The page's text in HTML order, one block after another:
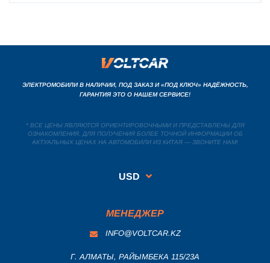
ЭЛЕКТРОМОБИЛИ В НАЛИЧИИ, ПОД ЗАКАЗ И «ПОД КЛЮЧ» НАДЁЖНОСТЬ,
ГАРАНТИЯ ЭТО О НАШЕМ СЕРВИСЕ!
* ВСЕ ЦЕНЫ ЯВЛЯЮТСЯ ОРИЕНТИРОВОЧНЫМИ И ПРЕДСТАВЛЕНЫ ДЛЯ
ОЗНАКОМЛЕНИЯ. ДЛЯ ПОЛУЧЕНИЯ БОЛЕЕ ТОЧНОЙ ИНФОРМАЦИИ ОБ
АКТУАЛЬНЫХ ЦЕНАХ НА АВТОМОБИЛИ ИЗ КИТАЯ — ЗВОНИТЕ НАМ!
USD
МЕНЕДЖЕР
INFO@VOLTCAR.KZ
Г. АЛМАТЫ, РАЙЫМБЕКА 115/23A